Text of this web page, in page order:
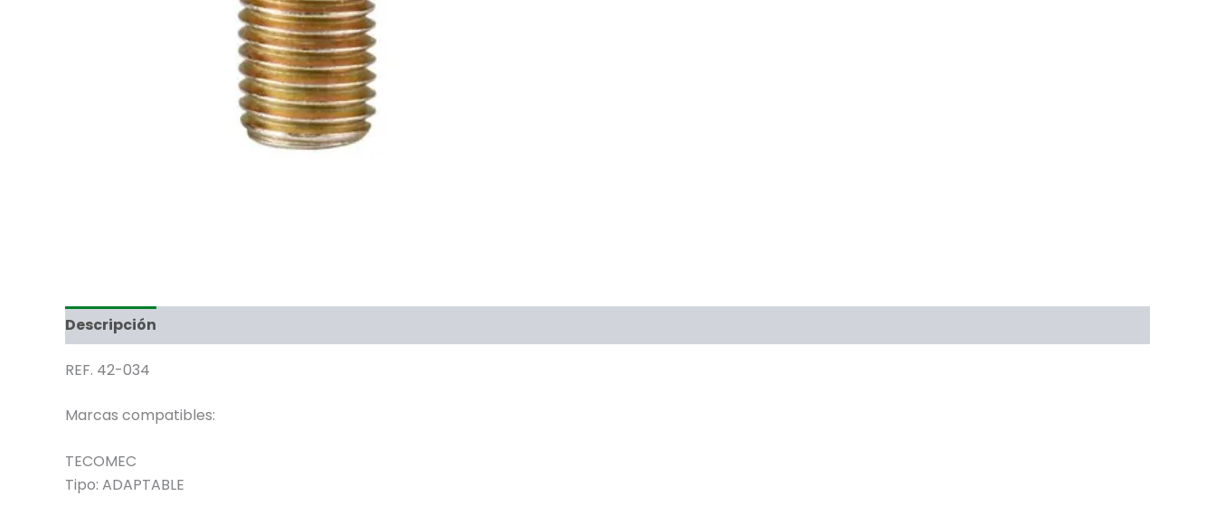
Descripción
REF. 42-034
Marcas compatibles:
TECOMEC
Tipo: ADAPTABLE